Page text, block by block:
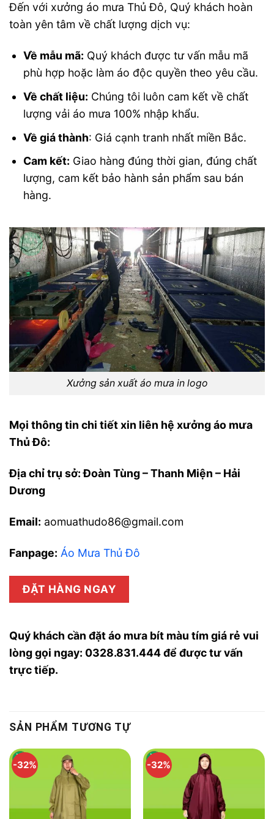
Đến với xưởng áo mưa Thủ Đô, Quý khách hoàn
toàn yên tâm về chất lượng dịch vụ:
Về mẫu mã: Quý khách được tư vấn mẫu mã
phù hợp hoặc làm áo độc quyền theo yêu cầu.
Về chất liệu: Chúng tôi luôn cam kết về chất
lượng vải áo mưa 100% nhập khẩu.
Về giá thành: Giá cạnh tranh nhất miền Bắc.
Cam kết: Giao hàng đúng thời gian, đúng chất
lượng, cam kết bảo hành sản phẩm sau bán
hàng.
Xưởng sản xuất áo mưa in logo
Mọi thông tin chi tiết xin liên hệ xưởng áo mưa
Thủ Đô:
Địa chỉ trụ sở: Đoàn Tùng – Thanh Miện – Hải
Dương
Email: aomuathudo86@gmail.com
Fanpage: Áo Mưa Thủ Đô
ĐẶT HÀNG NGAY
Quý khách cần đặt áo mưa bít màu tím giá rẻ vui
lòng gọi ngay: 0328.831.444 để được tư vấn
trực tiếp.
SẢN PHẨM TƯƠNG TỰ
-32% -32%